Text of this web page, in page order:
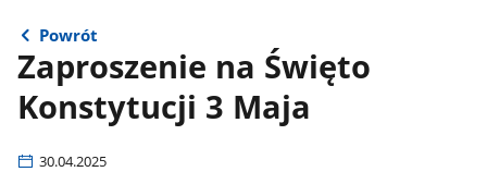
Powrót
Zaproszenie na Święto
Konstytucji 3 Maja
30.04.2025